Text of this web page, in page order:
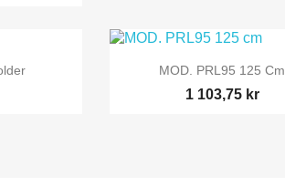
 Snabbvy
MOD. PRL95 125 Cm
1 103,75 kr